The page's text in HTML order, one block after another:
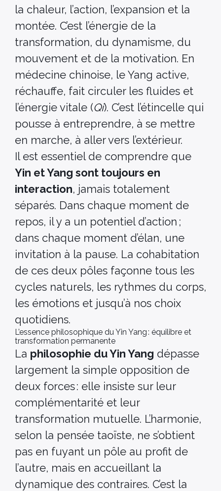
la chaleur, l’action, l’expansion et la
montée. C’est l’énergie de la
transformation, du dynamisme, du
mouvement et de la motivation. En
médecine chinoise, le Yang active,
réchauffe, fait circuler les fluides et
l’énergie vitale (Qi). C’est l’étincelle qui
pousse à entreprendre, à se mettre
en marche, à aller vers l’extérieur.
Il est essentiel de comprendre que
Yin et Yang sont toujours en
interaction, jamais totalement
séparés. Dans chaque moment de
repos, il y a un potentiel d’action ;
dans chaque moment d’élan, une
invitation à la pause. La cohabitation
de ces deux pôles façonne tous les
cycles naturels, les rythmes du corps,
les émotions et jusqu’à nos choix
quotidiens.
L’essence philosophique du Yin Yang : équilibre et
transformation permanente
La philosophie du Yin Yang dépasse
largement la simple opposition de
deux forces : elle insiste sur leur
complémentarité et leur
transformation mutuelle. L’harmonie,
selon la pensée taoïste, ne s’obtient
pas en fuyant un pôle au profit de
l’autre, mais en accueillant la
dynamique des contraires. C’est la